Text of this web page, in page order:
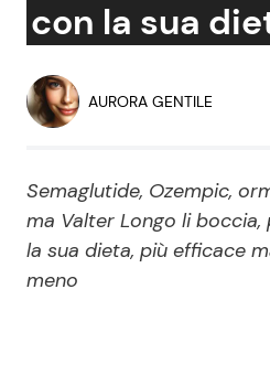
Economia
Persone Scomparse
ShowBiz
con la sua
AURORA GENTILE
Semaglutide, Ozempic,
ma Valter Longo li
la sua dieta, più efficace
meno